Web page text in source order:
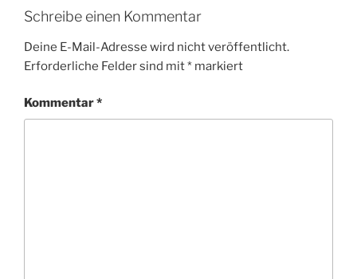
Schreibe einen Kommentar
Deine E-Mail-Adresse wird nicht veröffentlicht.
Erforderliche Felder sind mit* markiert
Kommentar*